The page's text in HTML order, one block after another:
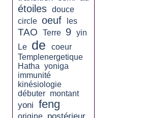
étoiles douce
circle oeuf les
TAO Terre 9 yin
Le de
coeur
Templenergetique
Hatha yoniga
immunité
kinésiologie
débuter montant
yoni feng
origine postérieur